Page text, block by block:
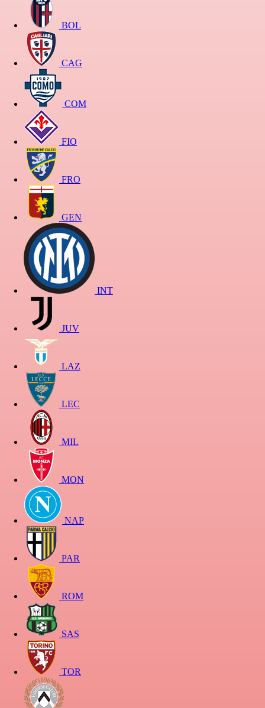
BOL
CAG
COM
FIO
FRO
GEN
INT
JUV
LAZ
LEC
MIL
MON
NAP
PAR
ROM
SAS
TOR